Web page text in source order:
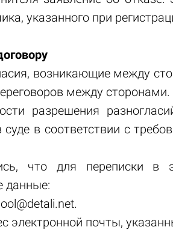
указанного при
возникающие между
между сторонами.
разрешения
в соответствии с
что для переписки в
данные:
электронной почты,